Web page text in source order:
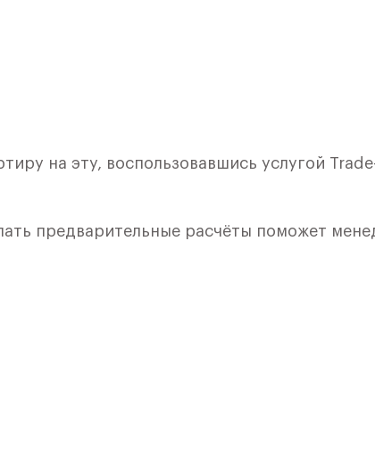
на эту, воспользовавшись услугой
предварительные расчёты поможет
1) в ЖК «Рублевский Квартал» от